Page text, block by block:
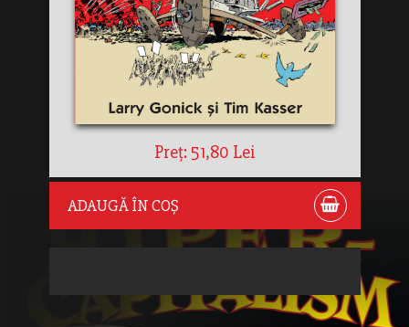
Preț: 51,80 Lei
ADAUGĂ ÎN COȘ